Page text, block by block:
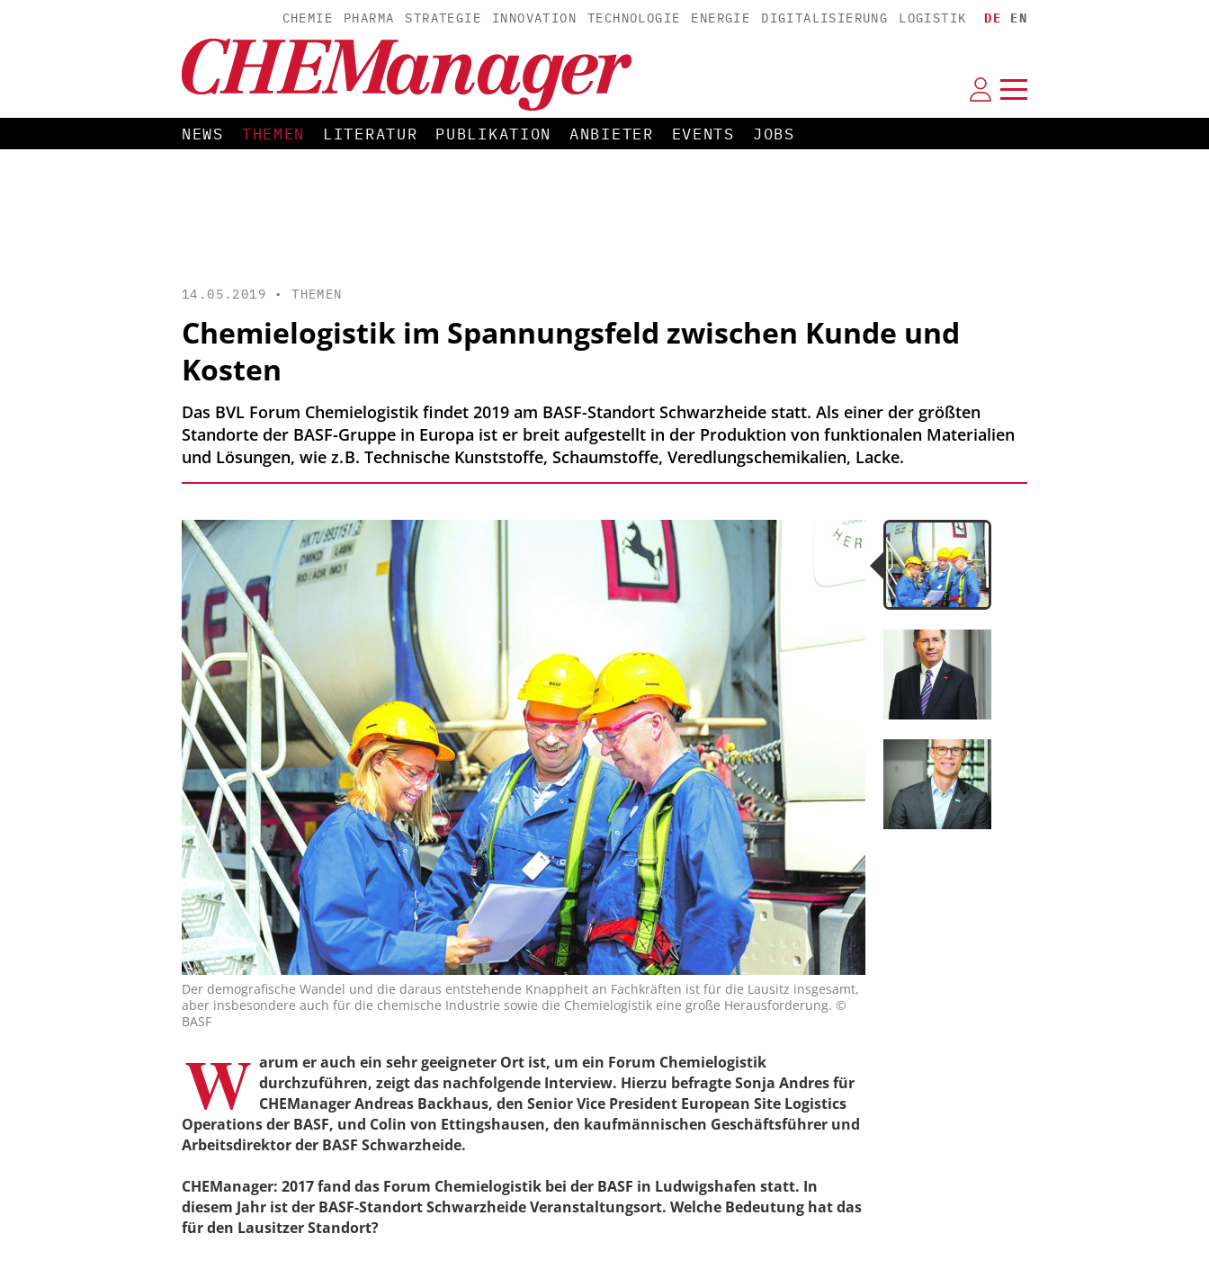
CHEMIE PHARMA STRATEGIE INNOVATION TECHNOLOGIE ENERGIE DIGITALISIERUNG LOGISTIK DE EN
NEWS THEMEN LITERATUR PUBLIKATION ANBIETER EVENTS JOBS
14.05.2019 •THEMEN
Chemielogistik im Spannungsfeld zwischen Kunde und
Kosten
Das BVL Forum Chemielogistik findet 2019 am BASF-Standort Schwarzheide statt. Als einer der größten
Standorte der BASF-Gruppe in Europa ist er breit aufgestellt in der Produktion von funktionalen Materialien
und Lösungen, wie z. B. Technische Kunststoffe, Schaumstoffe, Veredlungschemikalien, Lacke.
Der demografische Wandel und die daraus entstehende Knappheit an Fachkräften ist für die Lausitz insgesamt,
aber insbesondere auch für die chemische Industrie sowie die Chemielogistik eine große Herausforderung. ©
BASF
W arum er auch ein sehr geeigneter Ort ist, um ein Forum Chemielogistik
durchzuführen, zeigt das nachfolgende Interview. Hierzu befragte Sonja Andres für
CHEManager Andreas Backhaus, den Senior Vice President European Site Logistics
Operations der BASF, und Colin von Ettingshausen, den kaufmännischen Geschäftsführer und
Arbeitsdirektor der BASF Schwarzheide.
CHEManager: 2017 fand das Forum Chemielogistik bei der BASF in Ludwigshafen statt. In
diesem Jahr ist der BASF-Standort Schwarzheide Veranstaltungsort. Welche Bedeutung hat das
für den Lausitzer Standort?